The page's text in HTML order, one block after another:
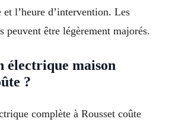
l’heure d’intervention. Les
peuvent être légèrement majorés.
électrique maison
?
complète à Rousset coûte